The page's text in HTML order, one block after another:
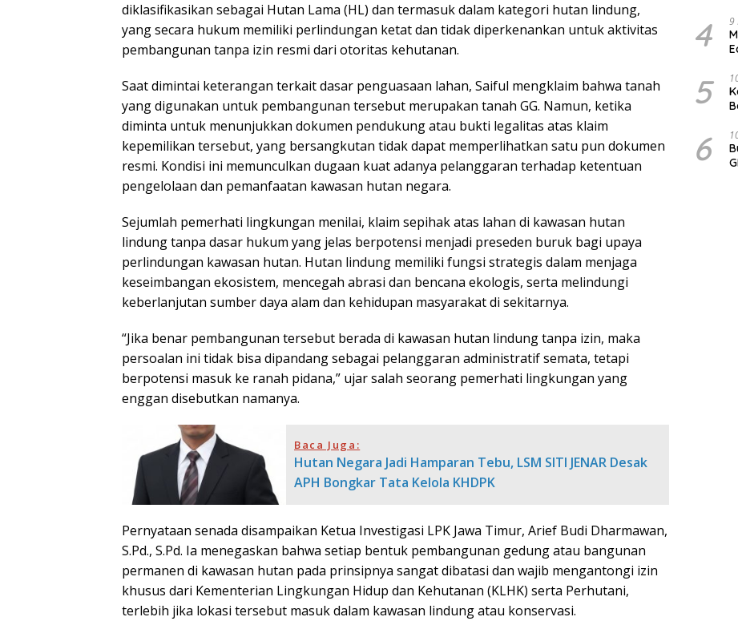
diklasifikasikan sebagai Hutan Lama (HL) dan termasuk dalam kategori hutan lindung,
yang secara hukum memiliki perlindungan ketat dan tidak diperkenankan untuk aktivitas
pembangunan tanpa izin resmi dari otoritas kehutanan.
Saat dimintai keterangan terkait dasar penguasaan lahan, Saiful mengklaim bahwa tanah
yang digunakan untuk pembangunan tersebut merupakan tanah GG. Namun, ketika
diminta untuk menunjukkan dokumen pendukung atau bukti legalitas atas klaim
kepemilikan tersebut, yang bersangkutan tidak dapat memperlihatkan satu pun dokumen
resmi. Kondisi ini memunculkan dugaan kuat adanya pelanggaran terhadap ketentuan
pengelolaan dan pemanfaatan kawasan hutan negara.
Sejumlah pemerhati lingkungan menilai, klaim sepihak atas lahan di kawasan hutan
lindung tanpa dasar hukum yang jelas berpotensi menjadi preseden buruk bagi upaya
perlindungan kawasan hutan. Hutan lindung memiliki fungsi strategis dalam menjaga
keseimbangan ekosistem, mencegah abrasi dan bencana ekologis, serta melindungi
keberlanjutan sumber daya alam dan kehidupan masyarakat di sekitarnya.
“Jika benar pembangunan tersebut berada di kawasan hutan lindung tanpa izin, maka
persoalan ini tidak bisa dipandang sebagai pelanggaran administratif semata, tetapi
berpotensi masuk ke ranah pidana,” ujar salah seorang pemerhati lingkungan yang
enggan disebutkan namanya.
Baca Juga:
Hutan Negara Jadi Hamparan Tebu, LSM SITI JENAR Desak
APH Bongkar Tata Kelola KHDPK
Pernyataan senada disampaikan Ketua Investigasi LPK Jawa Timur, Arief Budi Dharmawan,
S.Pd., S.Pd. Ia menegaskan bahwa setiap bentuk pembangunan gedung atau bangunan
permanen di kawasan hutan pada prinsipnya sangat dibatasi dan wajib mengantongi izin
khusus dari Kementerian Lingkungan Hidup dan Kehutanan (KLHK) serta Perhutani,
terlebih jika lokasi tersebut masuk dalam kawasan lindung atau konservasi.
4 9
5
6